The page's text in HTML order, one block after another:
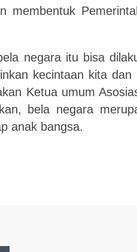
membentuk
negara itu bisa
kecintaan kita
Ketua umum
bela negara
anak bangsa.